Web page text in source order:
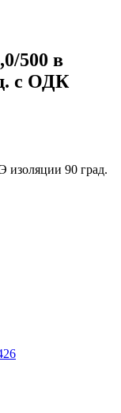
500 в
с ОДК
изоляции 90 град.